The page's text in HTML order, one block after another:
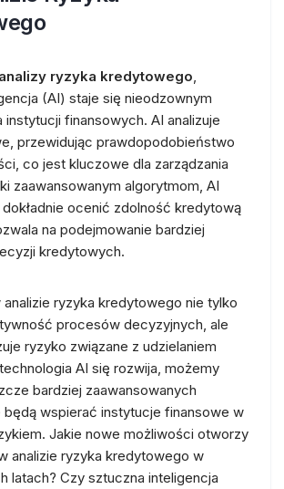
analizy ryzyka kredytowego,
(AI) staje się nieodzownym
instytucji finansowych. AI analizuje
przewidując prawdopodobieństwo
co jest kluczowe dla zarządzania
zaawansowanym algorytmom, AI
ocenić zdolność kredytową
na podejmowanie bardziej
kredytowych.
analizie ryzyka kredytowego nie tylko
procesów decyzyjnych, ale
ryzyko związane z udzielaniem
AI się rozwija, możemy
bardziej zaawansowanych
będą wspierać instytucje finansowe w
Jakie nowe możliwości otworzy
analizie ryzyka kredytowego w
latach? Czy sztuczna inteligencja